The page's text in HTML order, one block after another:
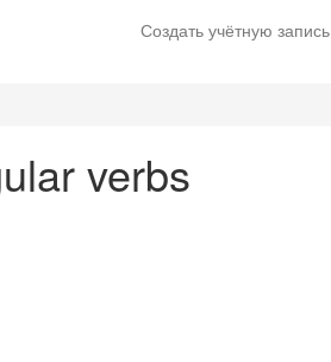
Создать учётную запись
verbs